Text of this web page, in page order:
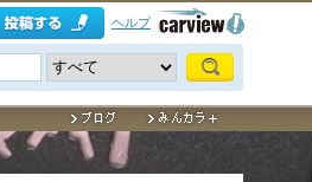
ヘルプ